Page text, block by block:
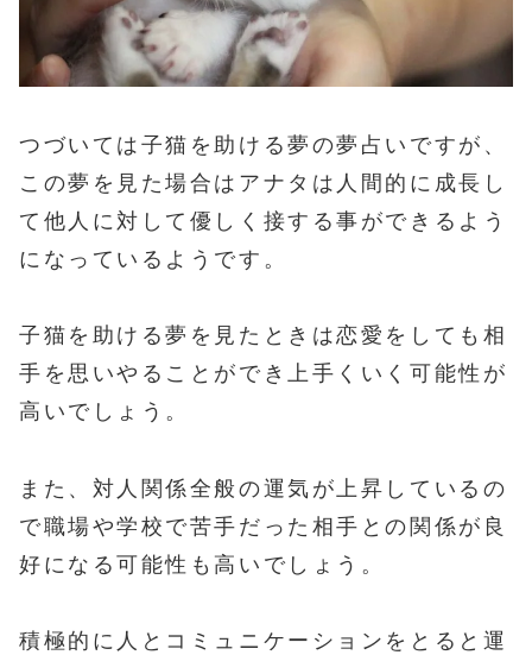
つづいては子猫を助ける夢の夢占いですが、
この夢を見た場合はアナタは人間的に成長し
て他人に対して優しく接する事ができるよう
になっているようです。
子猫を助ける夢を見たときは恋愛をしても相
手を思いやることができ上手くいく可能性が
高いでしょう。
また、対人関係全般の運気が上昇しているの
で職場や学校で苦手だった相手との関係が良
好になる可能性も高いでしょう。
積極的に人とコミュニケーションをとると運